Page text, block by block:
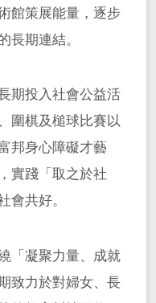
館策展能量，逐步
期連結。
期投入社會公益活
圍棋及槌球比賽以
邦身心障礙才藝
實踐「取之於社
會共好。
「凝聚力量、成就
致力於對婦女、長